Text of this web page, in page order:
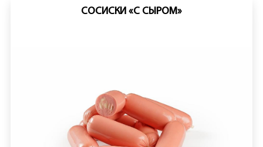
СОСИСКИ «С СЫРОМ»